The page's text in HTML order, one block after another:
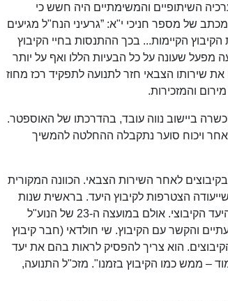
השיתופיים והמשימתיים היה חשש כי
של מספר חניכי י"א: ”גרעיני הנח"ל מגיעים
הקיימות... בכך ההתנסות בחיי הקיבוץ
שעונה על כל הבעיות הללו ואף על יותר
שירותו הצבאי חזר לתנועה לתפקיד רכז מחוז
והמזכירות.
הכשרה ביישוב נווה עובד, בהדרכתו של האוספטר.
ההכשרה, ולאחר ויכוח סוער נתקבלה ההחלטה להמשיך
לאחר השירות הצבאי. הכוונה המקורית
הצטרפות לקיבוץ היעד. בראשית שנות
התשעים פרסומי התנועה הקפידו להציג את מסלול החוות כשינוי הדרך ולא היעד הקיבוצי. אולם במועצה ה-23 של הנוע"ל
והקשר עם הקיבוץ. שי חולדאי (חבר קיבוץ
הוא צריך להפסיק לראות בהם את יעד
– ממש כמו הקיבוץ בזמנו". מזכ"ל התנועה,